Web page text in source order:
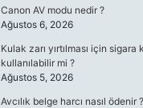
Canon AV modu nedir ?
Ağustos 6, 2026
Kulak zarı yırtılması için sigara
kullanılabilir mi ?
Ağustos 5, 2026
Avcılık belge harcı nasıl ödenir ?